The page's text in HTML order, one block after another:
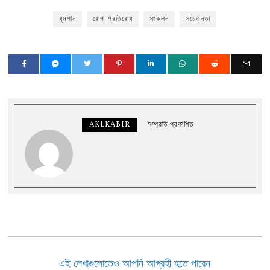
ধূমপান রোগ-প্রতিরোধ সংকলন সচেতনতা
AKLKABIR সম্প্রতি প্রকাশিত
এই লেখাগুলোতেও আপনি আগ্রহী হতে পারেন